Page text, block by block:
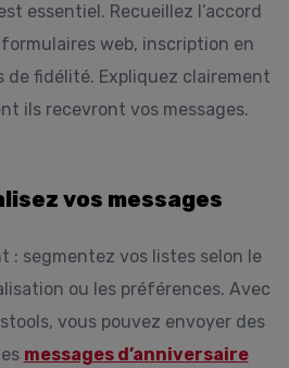
essentiel. Recueillez l’accord
web, inscription en
de fidélité. Expliquez clairement
ils recevront vos messages.
vos messages
: segmentez vos listes selon le
ou les préférences. Avec
vous pouvez envoyer des
messages d’anniversaire